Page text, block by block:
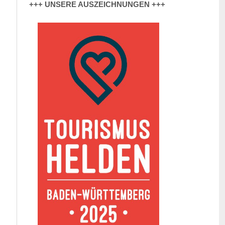
+++ UNSERE AUSZEICHNUNGEN +++